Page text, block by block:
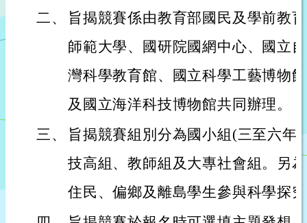
二、
旨揭競賽係由教育部國民及學前教
師範大學、國研院國網中心、國立
灣科學教育館、國立科學工藝博物
及國立海洋科技博物館共同辦理。
三、
旨揭競賽組別分為國小組(三至六年
技高組、教師組及大專社會組。另
住民、偏鄉及離島學生參與科學探